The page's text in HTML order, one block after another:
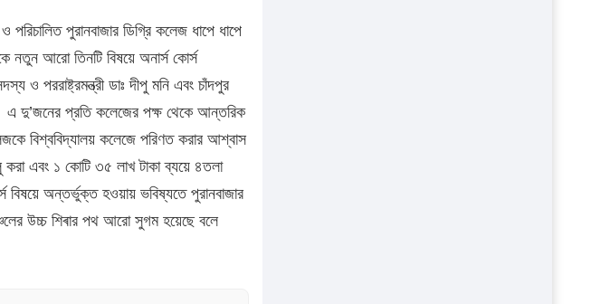
পুরানবাজার ডিগ্রি কলেজ ধাপে ধাপে
আরো তিনটি বিষয়ে অনার্স কোর্স
ও পররাষ্ট্রমন্ত্রী ডাঃ দীপু মনি এবং চাঁদপুর
এ দু’জনের প্রতি কলেজের পক্ষ থেকে আন্তরিক
বিশ্ববিদ্যালয় কলেজে পরিণত করার আশ্বাস
এবং ১ কোটি ৩৫ লাখ টাকা ব্যয়ে ৪তলা
বিষয়ে অন্তর্ভুক্ত হওয়ায় ভবিষ্যতে পুরানবাজার
উচ্চ শিৰার পথ আরো সুগম হয়েছে বলে